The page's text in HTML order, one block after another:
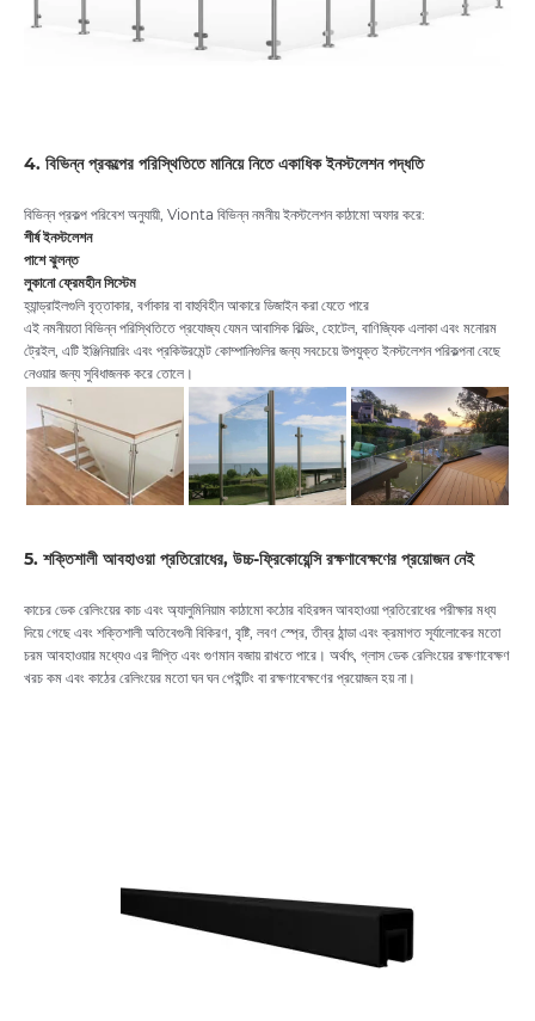
4. বিভিন্ন প্রকল্পের পরিস্থিতিতে মানিয়ে নিতে একাধিক ইনস্টলেশন পদ্ধতি
বিভিন্ন প্রকল্প পরিবেশ অনুযায়ী, Vionta বিভিন্ন নমনীয় ইনস্টলেশন কাঠামো অফার করে:
শীর্ষ ইনস্টলেশন
পাশে ঝুলন্ত
লুকানো ফ্রেমহীন সিস্টেম
হ্যান্ড্রাইলগুলি বৃত্তাকার, বর্গাকার বা বাহুবিহীন আকারে ডিজাইন করা যেতে পারে
এই নমনীয়তা বিভিন্ন পরিস্থিতিতে প্রযোজ্য যেমন আবাসিক বিল্ডিং, হোটেল, বাণিজ্যিক এলাকা এবং মনোরম
ট্রেইল, এটি ইঞ্জিনিয়ারিং এবং প্রকিউরমেন্ট কোম্পানিগুলির জন্য সবচেয়ে উপযুক্ত ইনস্টলেশন পরিকল্পনা বেছে
নেওয়ার জন্য সুবিধাজনক করে তোলে।
5. শক্তিশালী আবহাওয়া প্রতিরোধের, উচ্চ-ফ্রিকোয়েন্সি রক্ষণাবেক্ষণের প্রয়োজন নেই
কাচের ডেক রেলিংয়ের কাচ এবং অ্যালুমিনিয়াম কাঠামো কঠোর বহিরঙ্গন আবহাওয়া প্রতিরোধের পরীক্ষার মধ্য
দিয়ে গেছে এবং শক্তিশালী অতিবেগুনী বিকিরণ, বৃষ্টি, লবণ স্প্রে, তীব্র ঠান্ডা এবং ক্রমাগত সূর্যালোকের মতো
চরম আবহাওয়ার মধ্যেও এর দীপ্তি এবং গুণমান বজায় রাখতে পারে। অর্থাৎ, গ্লাস ডেক রেলিংয়ের রক্ষণাবেক্ষণ
খরচ কম এবং কাঠের রেলিংয়ের মতো ঘন ঘন পেইন্টিং বা রক্ষণাবেক্ষণের প্রয়োজন হয় না।